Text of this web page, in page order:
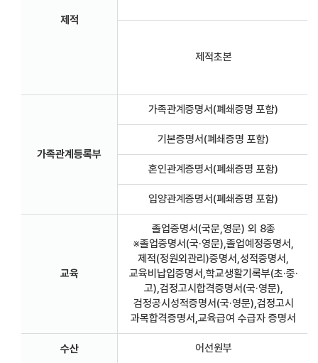
제적
제적초본
가족관계등록부
가족관계증명서(폐쇄증명 포함)
기본증명서(폐쇄증명 포함)
혼인관계증명서(폐쇄증명 포함)
입양관계증명서(폐쇄증명 포함)
교육
졸업증명서(국문,영문) 외 8종
※졸업증명서(국·영문),졸업예정증명서,
제적(정원외관리)증명서,성적증명서,
교육비납입증명서,학교생활기록부(초·중·
고),검정고시합격증명서(국·영문),
검정공시성적증명서(국·영문),검정고시
과목합격증명서,교육급여 수급자 증명서
수산 어선원부